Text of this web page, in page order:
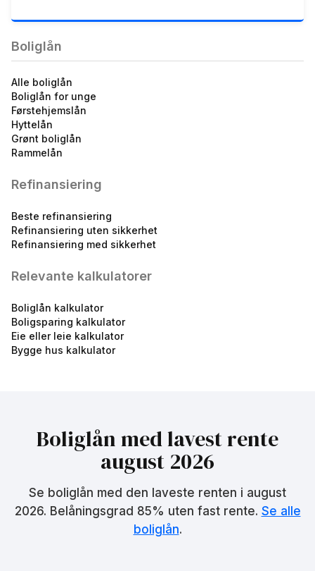
eff.rente
Boliglån inntil 75% av
5.57%
eff.rente
Boliglån
Alle boliglån
Boliglån for unge
Førstehjemslån
Hyttelån
Grønt boliglån
Rammelån
Refinansiering
Beste refinansiering
Refinansiering uten sikkerhet
Refinansiering med sikkerhet
Relevante kalkulatorer
Boliglån kalkulator
Boligsparing kalkulator
Eie eller leie kalkulator
Bygge hus kalkulator
Boliglån med lavest rente
august 2026
Se boliglån med den laveste renten i august
2026. Belåningsgrad 85% uten fast rente. Se alle
boliglån.